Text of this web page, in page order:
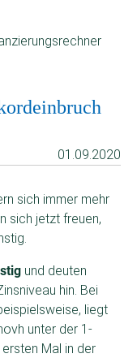
01.09.2020
sich immer mehr
sich jetzt freuen,
und deuten
hin. Bei
liegt
unter der 1-
Mal in der